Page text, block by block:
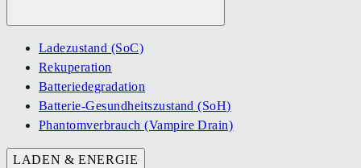
Ladezustand (SoC)
Rekuperation
Batteriedegradation
Batterie-Gesundheitszustand (SoH)
Phantomverbrauch (Vampire Drain)
LADEN & ENERGIE